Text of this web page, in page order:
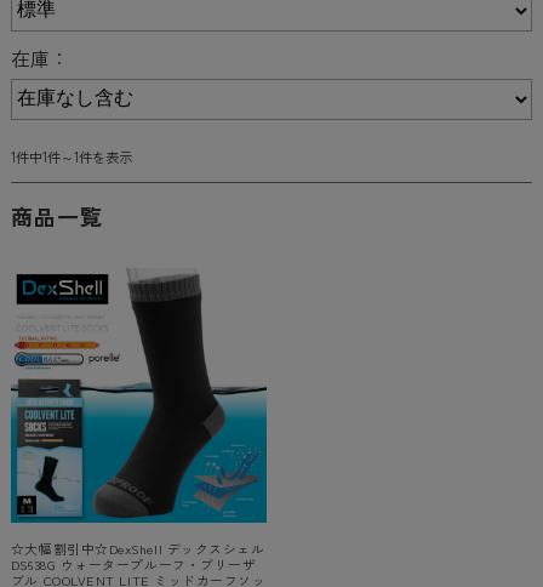
在庫：
1件中1件～1件を表示
商品一覧
☆大幅割引中☆DexShell デックスシェル
DS638G ウォータープルーフ・ブリーザ
ブル COOLVENT LITE ミッドカーフソッ